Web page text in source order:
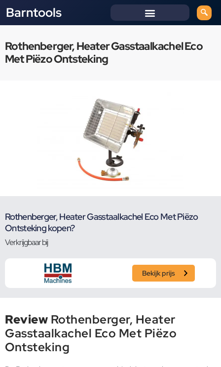
Barntools
Rothenberger, Heater Gasstaalkachel Eco
Met Piëzo Ontsteking
Rothenberger, Heater Gasstaalkachel Eco Met Piëzo
Ontsteking kopen?
Verkrijgbaar bij
Bekijk prijs
Review Rothenberger, Heater
Gasstaalkachel Eco Met Piëzo
Ontsteking